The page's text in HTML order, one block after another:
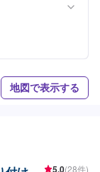
地図で表示する
5.0(28件)